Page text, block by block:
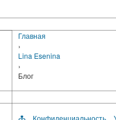
Главная
›
Lina Esenina
›
Блог
Конфиденциальность